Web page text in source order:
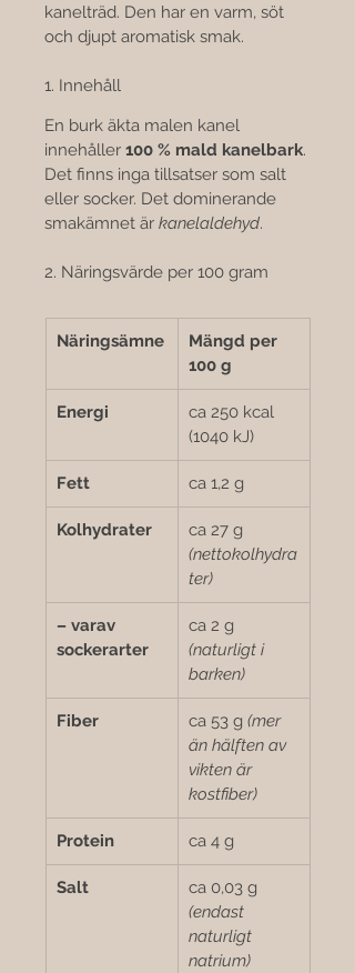
kanelträd. Den har en varm, söt
och djupt aromatisk smak.
1. Innehåll
En burk äkta malen kanel
innehåller 100 % mald kanelbark.
Det finns inga tillsatser som salt
eller socker. Det dominerande
smakämnet är kanelaldehyd.
2. Näringsvärde per 100 gram
Näringsämne
Mängd per
100 g
Energi
ca 250 kcal
(1040 kJ)
Fett ca 1,2 g
Kolhydrater
ca 27 g
(nettokolhydra
ter)
– varav
sockerarter
ca 2 g
(naturligt i
barken)
Fiber ca 53 g (mer
än hälften av
vikten är
kostfiber)
Protein ca 4 g
Salt
ca 0,03 g
(endast
naturligt
natrium)